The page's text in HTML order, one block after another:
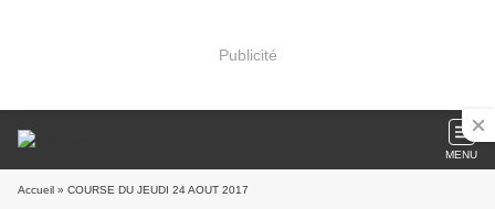
Publicité
MENU
Accueil » COURSE DU JEUDI 24 AOUT 2017